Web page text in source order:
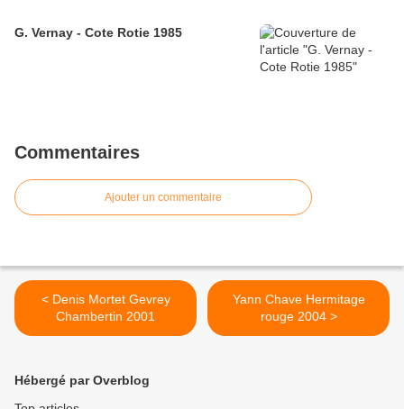
G. Vernay - Cote Rotie 1985
Commentaires
Ajouter un commentaire
< Denis Mortet Gevrey
Chambertin 2001
Yann Chave Hermitage
rouge 2004 >
Hébergé par Overblog